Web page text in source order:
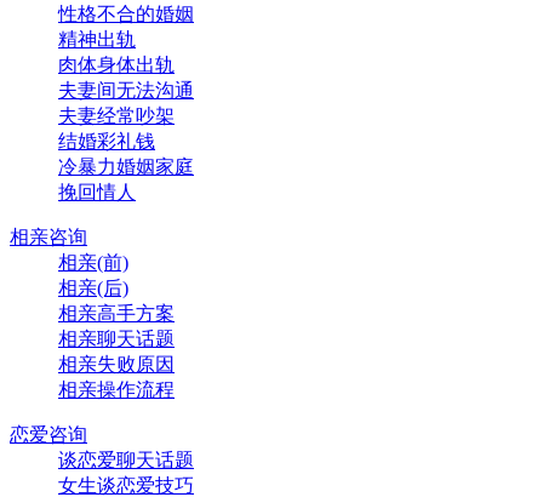
性格不合的婚姻
精神出轨
肉体身体出轨
夫妻间无法沟通
夫妻经常吵架
结婚彩礼钱
冷暴力婚姻家庭
挽回情人
相亲咨询
相亲(前)
相亲(后)
相亲高手方案
相亲聊天话题
相亲失败原因
相亲操作流程
恋爱咨询
谈恋爱聊天话题
女生谈恋爱技巧